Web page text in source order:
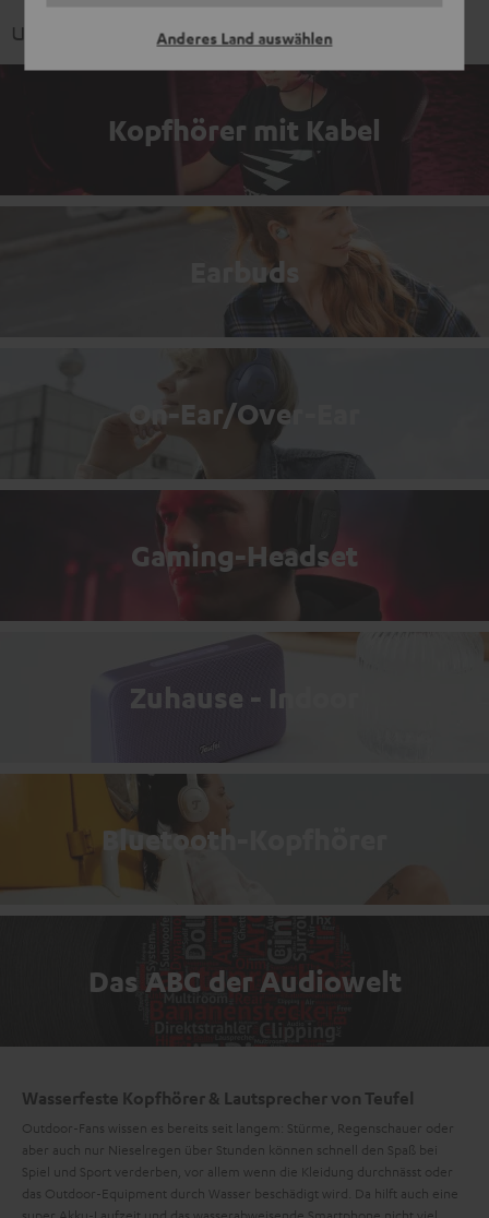
Anderes Land auswählen
und spannende Kategorien
Kopfhörer mit Kabel
Earbuds
On-Ear/Over-Ear
Gaming-Headset
Zuhause - Indoor
Bluetooth-Kopfhörer
Das ABC der Audiowelt
Wasserfeste Kopfhörer & Lautsprecher von Teufel
Outdoor-Fans wissen es bereits seit langem: Stürme, Regenschauer oder
aber auch nur Nieselregen über Stunden können schnell den Spaß bei
Spiel und Sport verderben, vor allem wenn die Kleidung durchnässt oder
das Outdoor-Equipment durch Wasser beschädigt wird. Da hilft auch eine